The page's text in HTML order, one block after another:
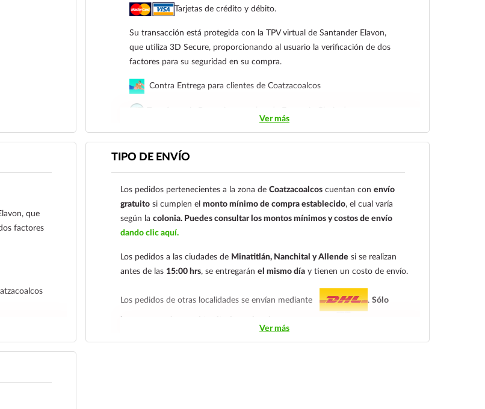
Tarjetas de crédito y débito.
Su transacción está protegida con la TPV virtual de Santander Elavon,
que utiliza 3D Secure, proporcionando al usuario la verificación de dos
factores para su seguridad en su compra.
Contra Entrega para clientes de Coatzacoalcos
014854655008143954
nuestro
921 261 8491
Ver más
que
factores
de pago a al
nuestro
TIPO DE ENVÍO
Los pedidos pertenecientes a la zona de Coatzacoalcoscuentan con envío
gratuitosi cumplen el monto mínimo de compra establecido, el cual varía
según la colonia. Puedes consultar los montos mínimos y costos de envío
dando clic aquí.
Los pedidos a las ciudades de Minatitlán, Nanchital y Allende si se realizan
antes de las 15:00 hrs, se entregarán el mismo díay tienen un costo de envío.
Los pedidos de otras localidades se envían mediante . Sólo
Tenemos dos tarifas dependiendo del tiempo de entrega:tarifa nacional al día
Ver más